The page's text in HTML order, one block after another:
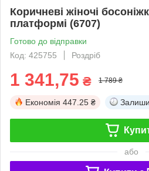
Коричневі жіночі
платформі (6707)
Готово до відправки
Код: 425755
Роздріб
1 341,75 ₴ 1 789 ₴
Економія 447.25 ₴
або